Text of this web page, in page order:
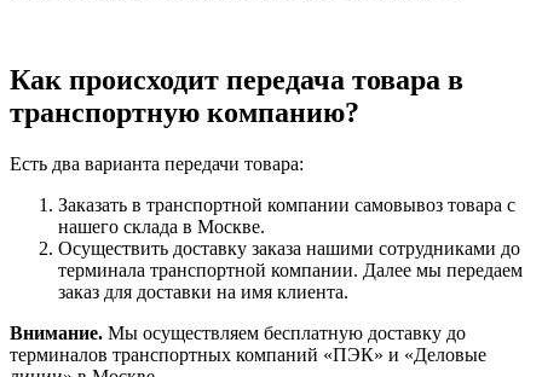
Как происходит передача товара в
транспортную компанию?
Есть два варианта передачи товара:
Заказать в транспортной компании самовывоз товара с
нашего склада в Москве.
Осуществить доставку заказа нашими сотрудниками до
терминала транспортной компании. Далее мы передаем
заказ для доставки на имя клиента.
Внимание. Мы осуществляем бесплатную доставку до
терминалов транспортных компаний «ПЭК» и «Деловые